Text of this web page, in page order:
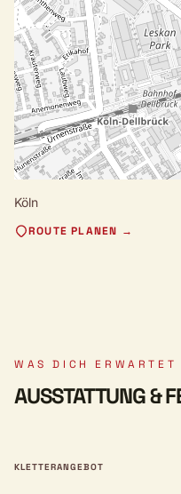
Köln
ROUTE PLANEN →
WAS DICH ERWARTET
AUSSTATTUNG &
KLETTERANGEBOT